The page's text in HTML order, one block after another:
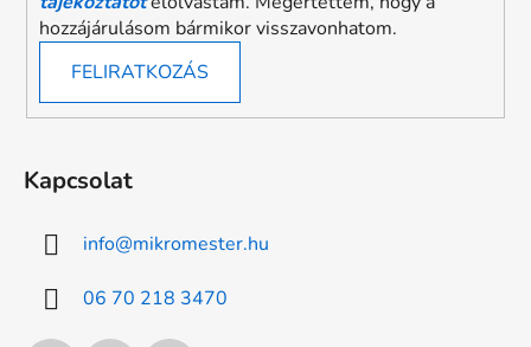
hozzájárulásom bármikor visszavonhatom.
FELIRATKOZÁS
Kapcsolat
info@mikromester.hu
06 70 218 3470